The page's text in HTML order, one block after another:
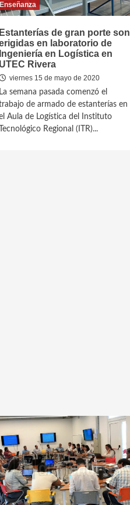
Enseñanza
Estanterías de gran porte son
en laboratorio de
Ingeniería en Logística en
UTEC Rivera
viernes 15 de mayo de 2020
La semana pasada comenzó el
de armado de estanterías en
Aula de Logística del Instituto
Tecnológico Regional (ITR)...